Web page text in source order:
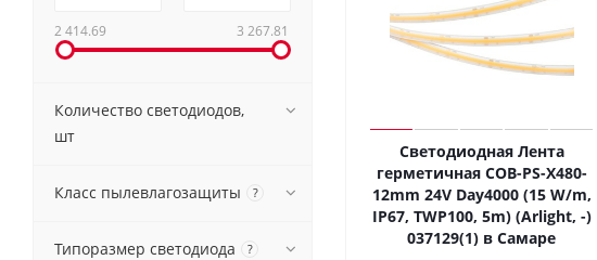
Светодиодная Лента
герметичная COB-PS-X480-
12mm 24V Day4000 (15 W/m,
IP67, TWP100, 5m) (Arlight, -)
037129(1) в Самаре
2 414.69 3 267.81
Количество светодиодов,
шт
Класс пылевлагозащиты ?
Типоразмер светодиода ?